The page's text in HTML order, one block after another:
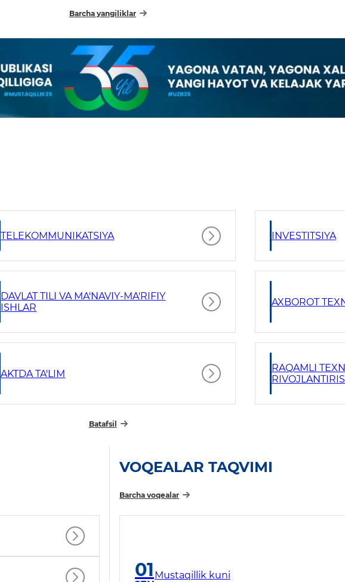
Barcha yangiliklar
TELEKOMMUNIKATSIYA INVESTITSIYA
DAVLAT TILI VA MA'NAVIY-MA'RIFIY
ISHLAR
AXBOROT
AKTDA TA'LIM
RAQAMLI
Batafsil
VOQEALAR TAQVIMI
Barcha voqealar
01 Mustaqillik kuni